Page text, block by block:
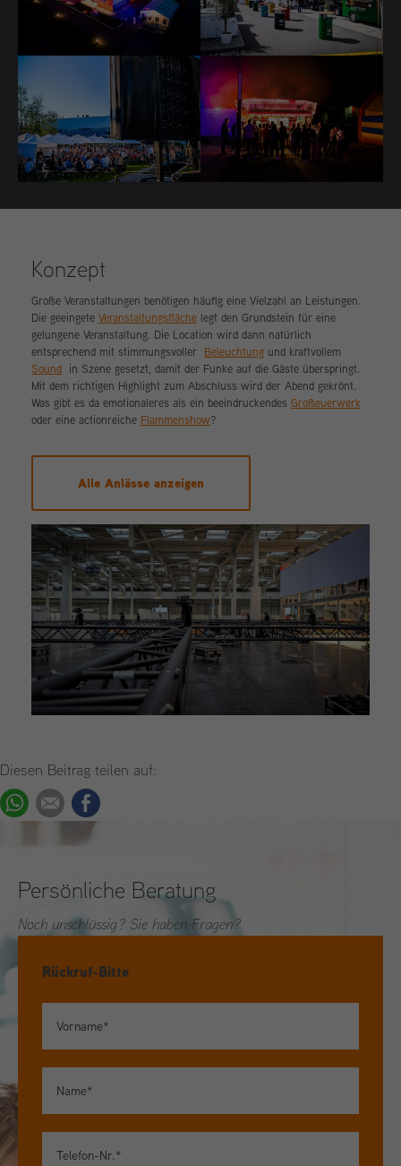
Konzept
Große Veranstaltungen benötigen häufig eine Vielzahl an Leistungen.
Die geeingete Veranstaltungsfläche legt den Grundstein für eine
gelungene Veranstaltung. Die Location wird dann natürlich
entsprechend mit stimmungsvoller Beleuchtung und kraftvollem
Sound in Szene gesetzt, damit der Funke auf die Gäste überspringt.
Mit dem richtigen Highlight zum Abschluss wird der Abend gekrönt.
Was gibt es da emotionaleres als ein beeindruckendes Großeuerwerk
oder eine actionreiche Flammenshow?
Alle Anlässe anzeigen
Diesen Beitrag teilen auf:
WhatsApp
E-mail
Persönliche Beratung
Noch unschlüssig? Sie haben Fragen?
Rückruf-Bitte